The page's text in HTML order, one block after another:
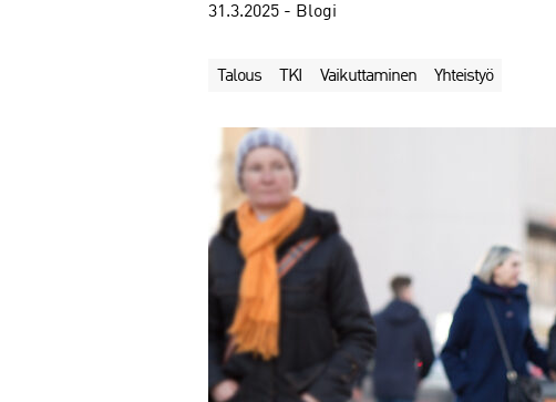
31.3.2025 - Blogi
Talous TKI Vaikuttaminen Yhteistyö